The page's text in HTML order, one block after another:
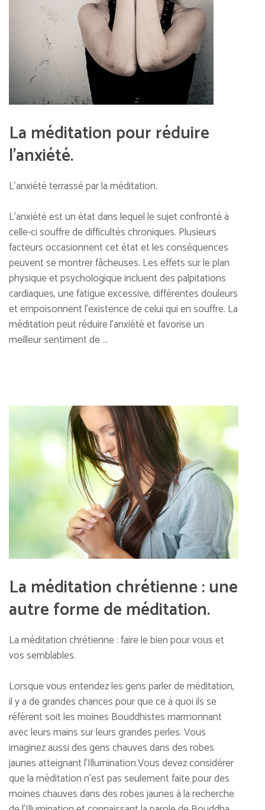
La méditation pour réduire
l’anxiété.
L’anxiété terrassé par la méditation.
L’anxiété est un état dans lequel le sujet confronté à
celle-ci souffre de difficultés chroniques. Plusieurs
facteurs occasionnent cet état et les conséquences
peuvent se montrer fâcheuses. Les effets sur le plan
physique et psychologique incluent des palpitations
cardiaques, une fatigue excessive, différentes douleurs
et empoisonnent l’existence de celui qui en souffre. La
méditation peut réduire l’anxiété et favorise un
meilleur sentiment de …
La méditation chrétienne : une
autre forme de méditation.
La méditation chrétienne : faire le bien pour vous et
vos semblables.
Lorsque vous entendez les gens parler de méditation,
il y a de grandes chances pour que ce à quoi ils se
réfèrent soit les moines Bouddhistes marmonnant
avec leurs mains sur leurs grandes perles. Vous
imaginez aussi des gens chauves dans des robes
jaunes atteignant l’Illumination.Vous devez considérer
que la méditation n’est pas seulement faite pour des
moines chauves dans des robes jaunes à la recherche